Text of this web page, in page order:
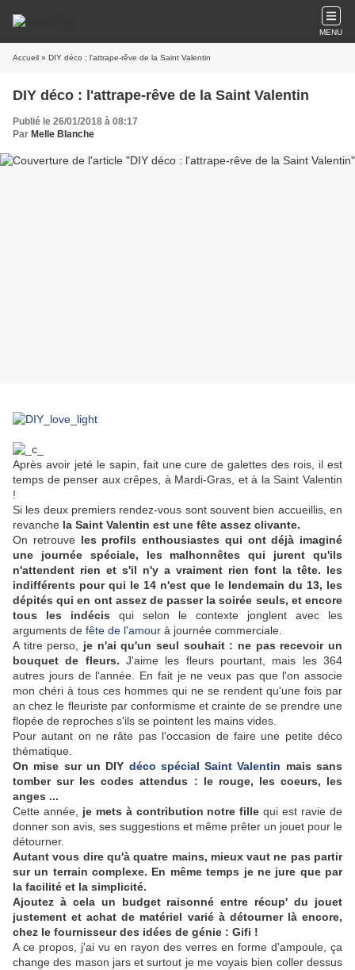
MENU
Accueil » DIY déco : l'attrape-rêve de la Saint Valentin
DIY déco : l'attrape-rêve de la Saint Valentin
Publié le 26/01/2018 à 08:17
Par Melle Blanche
Après avoir jeté le sapin, fait une cure de galettes des rois, il est
temps de penser aux crêpes, à Mardi-Gras, et à la Saint Valentin
!
Si les deux premiers rendez-vous sont souvent bien accueillis, en
revanche la Saint Valentin est une fête assez clivante.
On retrouve les profils enthousiastes qui ont déjà imaginé
une journée spéciale, les malhonnêtes qui jurent qu'ils
n'attendent rien et s'il n'y a vraiment rien font la tête. les
indifférents pour qui le 14 n'est que le lendemain du 13, les
dépités qui en ont assez de passer la soirée seuls, et encore
tous les indécis qui selon le contexte jonglent avec les
arguments de fête de l'amour à journée commerciale.
A titre perso,
je n'ai qu'un seul souhait : ne pas recevoir un
bouquet de fleurs. J'aime les fleurs pourtant, mais les 364
autres jours de l'année. En fait je ne veux pas que l'on associe
mon chéri à tous ces hommes qui ne se rendent qu'une fois par
an chez le fleuriste par conformisme et crainte de se prendre une
flopée de reproches s'ils se pointent les mains vides.
Pour autant on ne râte pas l'occasion de faire une petite déco
thématique.
On mise sur un DIY déco spécial Saint Valentin mais sans
tomber sur les codes attendus : le rouge, les coeurs, les
anges ...
Cette année, je mets à contribution notre fille qui est ravie de
donner son avis, ses suggestions et même prêter un jouet pour le
détourner.
Autant vous dire qu'à quatre mains, mieux vaut ne pas partir
sur un terrain complexe. En même temps je ne jure que par
la facilité et la simplicité.
Ajoutez à cela un budget raisonné entre récup' du jouet
justement et achat de matériel varié à détourner là encore,
chez le fournisseur des idées de génie : Gifi !
A ce propos, j'ai vu en rayon des verres en forme d'ampoule, ça
change des mason jars et surtout je me voyais bien coller dessus